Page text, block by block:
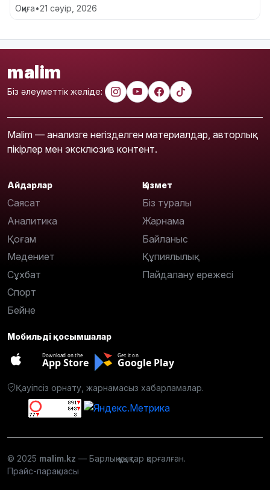
Оқиға•21 сәуір, 2026
malim
Біз әлеуметтік желіде:
Malim — анализге негізделген материалдар, авторлық
пікірлер мен эксклюзив контент.
Айдарлар
Саясат
Аналитика
Қоғам
Мәдениет
Сұхбат
Спорт
Бейне
Қызмет
Біз туралы
Жарнама
Байланыс
Құпиялылық
Пайдалану ережесі
Мобильді қосымшалар
Download on the
App Store
Get it on
Google Play
Қауіпсіз орнату, жарнамасыз хабарламалар.
© 2025 malim.kz — Барлық құқықтар қорғалған.
Прайс-парақшасы